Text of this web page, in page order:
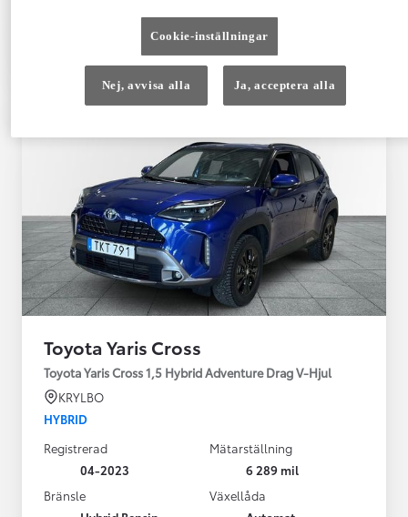
Kontakta återförsäljare
Toyota Yaris Cross
Toyota Yaris Cross 1,5 Hybrid Adventure Drag V-Hjul
KRYLBO
HYBRID
Registrerad
04-2023
Mätarställning
6 289 mil
Bränsle
Växellåda
Cookie-inställningar
Nej, avvisa alla Ja, acceptera alla